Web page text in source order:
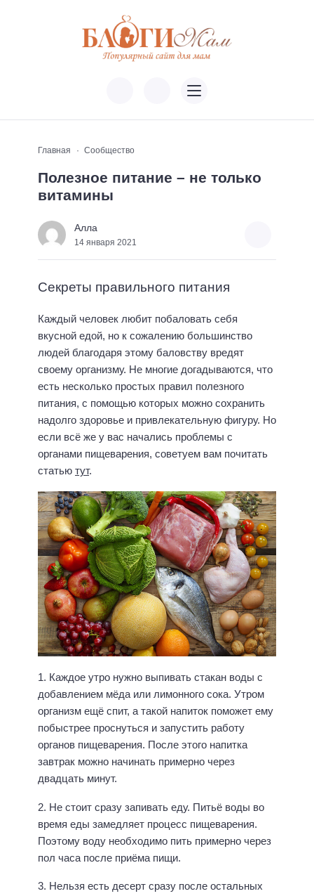
Главная Сообщество
Полезное питание – не только
витамины
Алла
14 января 2021
Секреты правильного питания
Каждый человек любит побаловать себя
вкусной едой, но к сожалению большинство
людей благодаря этому баловству вредят
своему организму. Не многие догадываются, что
есть несколько простых правил полезного
питания, с помощью которых можно сохранить
надолго здоровье и привлекательную фигуру. Но
если всё же у вас начались проблемы с
органами пищеварения, советуем вам почитать
статью тут.
1. Каждое утро нужно выпивать стакан воды с
добавлением мёда или лимонного сока. Утром
организм ещё спит, а такой напиток поможет ему
побыстрее проснуться и запустить работу
органов пищеварения. После этого напитка
завтрак можно начинать примерно через
двадцать минут.
2. Не стоит сразу запивать еду. Питьё воды во
время еды замедляет процесс пищеварения.
Поэтому воду необходимо пить примерно через
пол часа после приёма пищи.
3. Нельзя есть десерт сразу после остальных